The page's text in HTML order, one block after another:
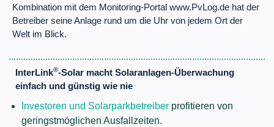
Kombination mit dem Monitoring-Portal www.PvLog.de hat der
Betreiber seine Anlage rund um die Uhr von jedem Ort der
Welt im Blick.
InterLink®-Solar macht Solaranlagen-Überwachung
einfach und günstig wie nie
Investoren und Solarparkbetreiber profitieren von
geringstmöglichen Ausfallzeiten.